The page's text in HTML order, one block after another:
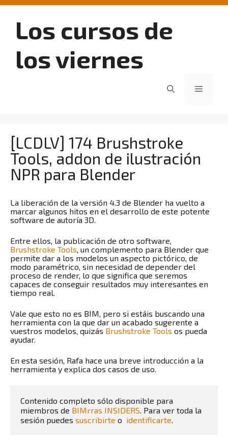
Saltar
contenidoLos cursos de
los viernes
Menú
[LCDLV] 174 Brushstroke
Tools, addon de ilustración
NPR para Blender
La liberación de la versión 4.3 de Blender ha vuelto a
marcar algunos hitos en el desarrollo de este potente
software de autoría 3D.
Entre ellos, la publicación de otro software,
Brushstroke Tools, un complemento para Blender que
permite dar a los modelos un aspecto pictórico, de
modo paramétrico, sin necesidad de depender del
proceso de render, lo que significa que seremos
capaces de conseguir resultados muy interesantes en
tiempo real.
Vale que esto no es BIM, pero si estáis buscando una
herramienta con la que dar un acabado sugerente a
vuestros modelos, quizás Brushstroke Tools os pueda
ayudar.
En esta sesión, Rafa hace una breve introducción a la
herramienta y explica dos casos de uso.
Contenido completo sólo disponible para
miembros de BIMrras INSIDERS. Para ver toda la
sesión puedes suscribirte o identificarte.